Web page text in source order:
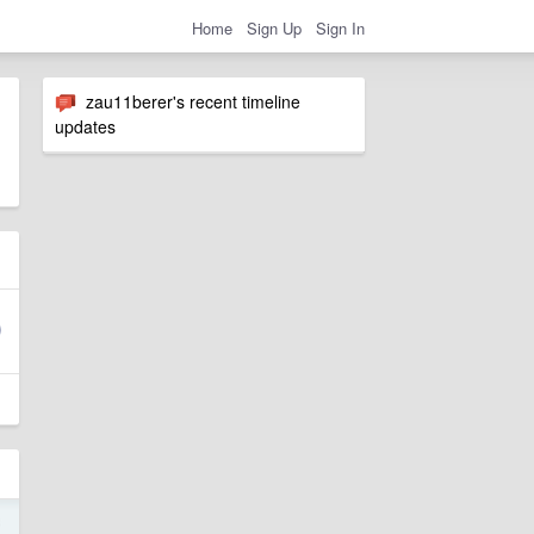
Home Sign Up Sign In
zau11berer's recent timeline
updates